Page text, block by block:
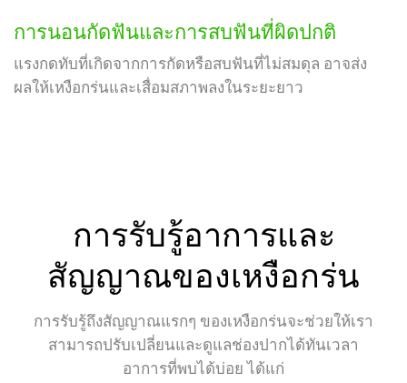
การนอนกัดฟันและการสบฟันที่ผิดปกติ
แรงกดทับที่เกิดจากการกัดหรือสบฟันที่ไม่สมดุล อาจส่ง
ผลให้เหงือกร่นและเสื่อมสภาพลงในระยะยาว
การรับรู้อาการและ
สัญญาณของเหงือกร่น
การรับรู้ถึงสัญญาณแรกๆ ของเหงือกร่นจะช่วยให้เรา
สามารถปรับเปลี่ยนและดูแลช่องปากได้ทันเวลา
อาการที่พบได้บ่อย ได้แก่